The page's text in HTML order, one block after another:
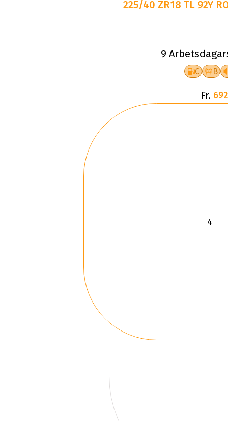
225/40 ZR18 TL 92Y
9
C B
Fr.